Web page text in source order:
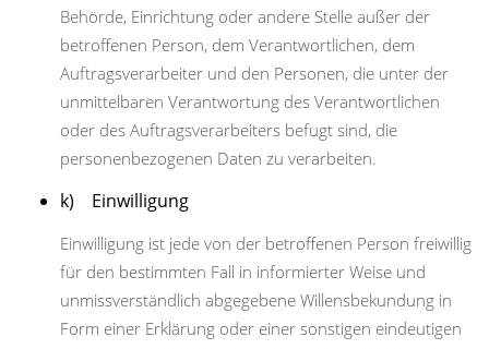
Behörde, Einrichtung oder andere Stelle außer der
betroffenen Person, dem Verantwortlichen, dem
Auftragsverarbeiter und den Personen, die unter der
unmittelbaren Verantwortung des Verantwortlichen
oder des Auftragsverarbeiters befugt sind, die
personenbezogenen Daten zu verarbeiten.
k) Einwilligung
Einwilligung ist jede von der betroffenen Person freiwillig
für den bestimmten Fall in informierter Weise und
unmissverständlich abgegebene Willensbekundung in
Form einer Erklärung oder einer sonstigen eindeutigen